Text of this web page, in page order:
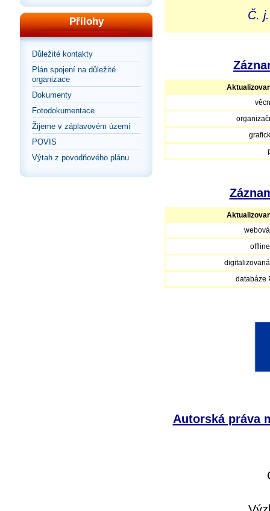
Přílohy
Důležité kontakty
Plán spojení na důležité
organizace
Dokumenty
Fotodokumentace
Žijeme v záplavovém území
POVIS
Výtah z povodňového plánu
Č.
databáze
Autorská práva